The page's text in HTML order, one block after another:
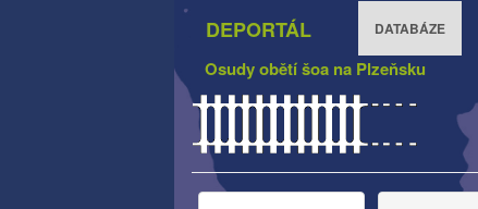
DEPORTÁL DATABÁZE
Osudy obětí šoa na Plzeňsku